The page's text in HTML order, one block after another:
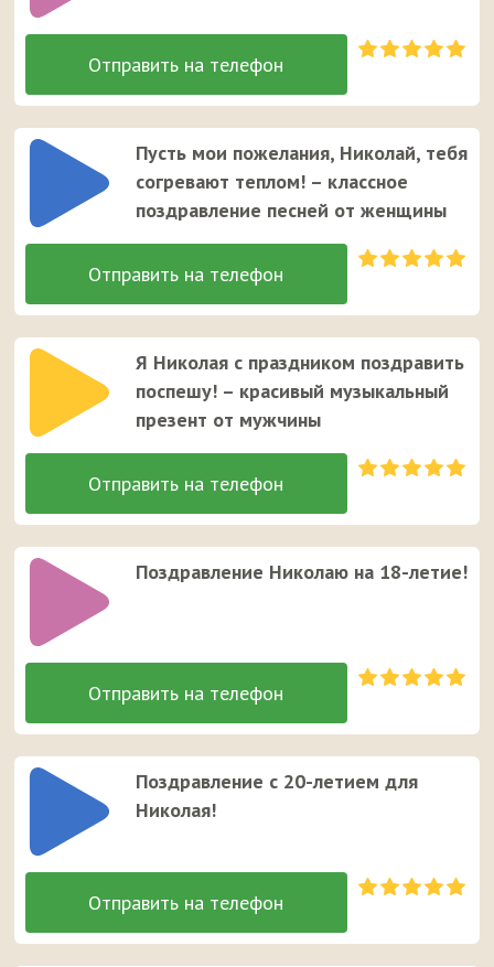
Пусть мои пожелания, Николай, тебя
согревают теплом! – классное
поздравление песней от женщины
Я Николая с праздником поздравить
поспешу! – красивый музыкальный
презент от мужчины
Поздравление Николаю на 18-летие!
Поздравление с 20-летием для
Николая!